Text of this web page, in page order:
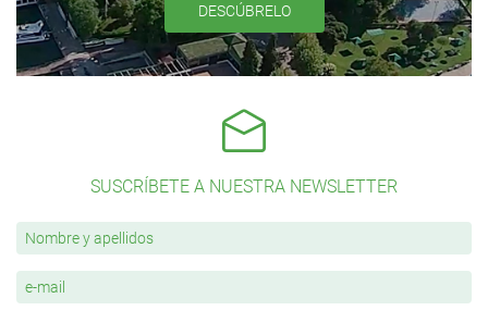
DESCÚBRELO
SUSCRÍBETE A NUESTRA NEWSLETTER